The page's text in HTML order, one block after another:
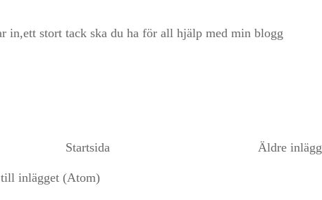
in,ett stort tack ska du ha för all hjälp med min blogg
Äldre inlägg
Startsida
inlägget (Atom)